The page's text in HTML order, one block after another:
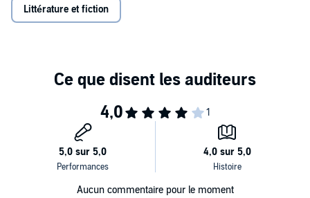
Littérature et fiction
Aucun commentaire pour le moment